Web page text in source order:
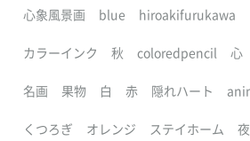
心象風景画 blue hiroakifurukawa
カラーインク 秋 coloredpencil 心
名画 果物 白 赤 隠れハート
くつろぎ オレンジ ステイホーム